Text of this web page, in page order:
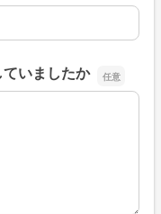
いましたか
いましたか